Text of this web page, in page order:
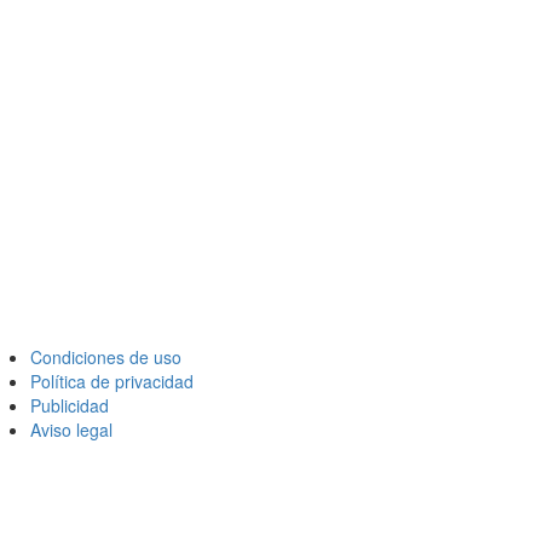
Condiciones de uso
Política de privacidad
Publicidad
Aviso legal